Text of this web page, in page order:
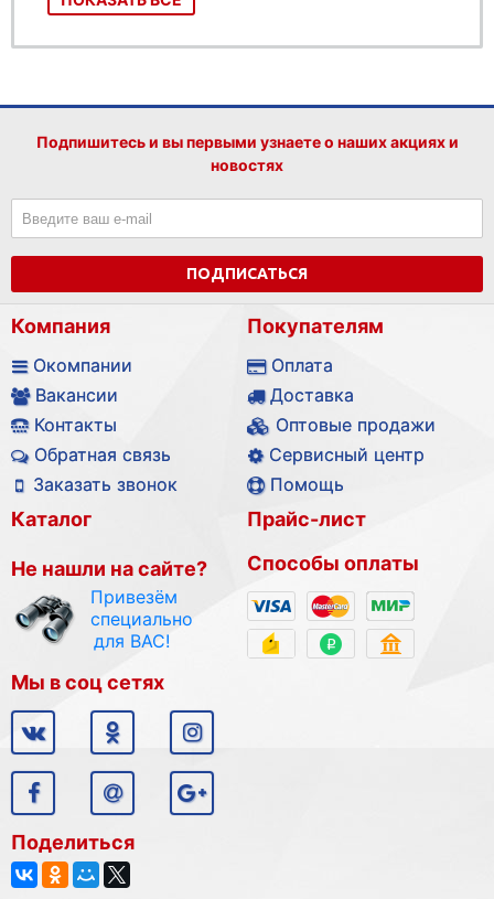
Подпишитесь и вы первыми узнаете о наших акциях и
новостях
ПОДПИСАТЬСЯ
Компания
Окомпании
Вакансии
Контакты
Обратная связь
Заказать звонок
Покупателям
Оплата
Доставка
Оптовые продажи
Сервисный центр
Помощь
Каталог
Не нашли на сайте?
Привезём
специально
для ВАС!
Прайс-лист
Способы оплаты
Мы в соц сетях
Поделиться